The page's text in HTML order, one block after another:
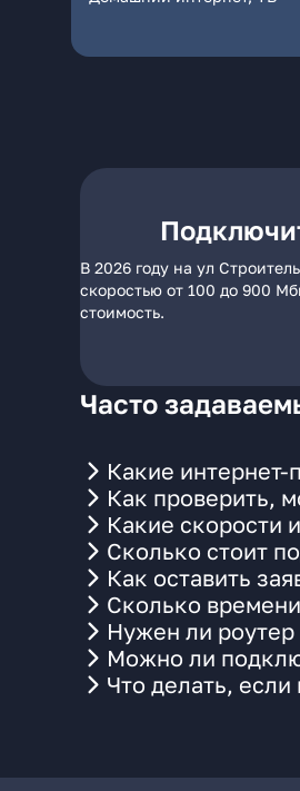
В 2026 году на ул
скоростью от 100 до 900
стоимость.
Часто
Какие
Как проверить,
Какие скорости
Сколько стоит
Как оставить
Сколько
Нужен ли роутер
Можно ли
Что делать,